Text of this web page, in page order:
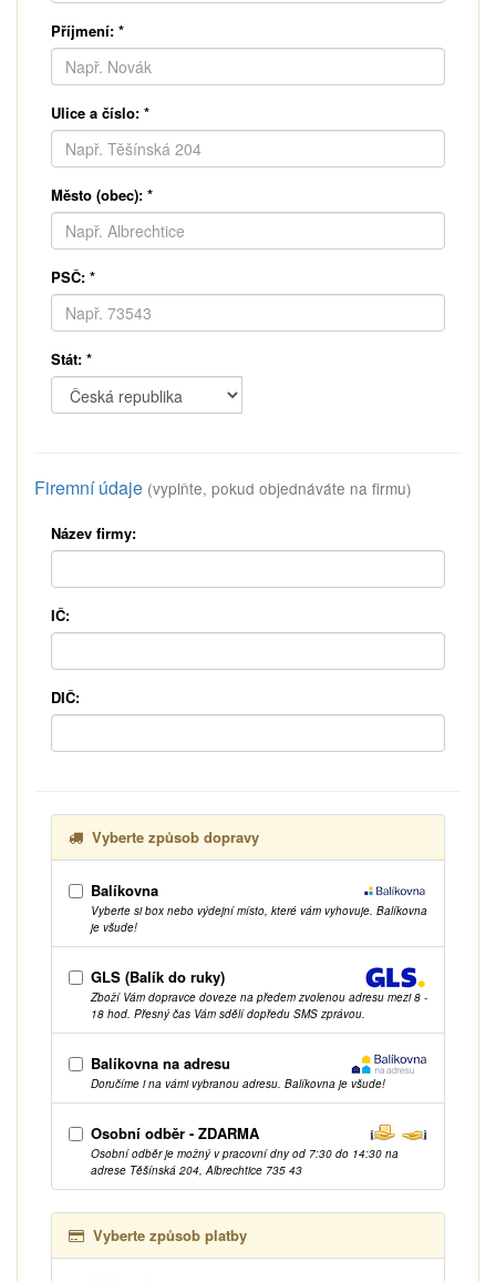
Příjmení: *
Ulice a číslo: *
Město (obec): *
PSČ: *
Stát: *
Firemní údaje (vyplňte, pokud objednáváte na firmu)
Název firmy:
IČ:
DIČ:
Vyberte způsob dopravy
Balíkovna
Vyberte si box nebo výdejní místo, které vám vyhovuje. Balíkovna
je všude!
GLS (Balík do ruky)
Zboží Vám dopravce doveze na předem zvolenou adresu mezi 8 -
18 hod. Přesný čas Vám sdělí dopředu SMS zprávou.
Balíkovna na adresu
Doručíme i na vámi vybranou adresu. Balíkovna je všude!
Osobní odběr - ZDARMA
Osobní odběr je možný v pracovní dny od 7:30 do 14:30 na
adrese Těšínská 204, Albrechtice 735 43
Vyberte způsob platby